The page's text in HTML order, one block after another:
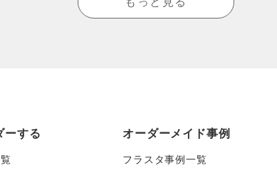
ーする オーダーメイド事例
フラスタ事例一覧